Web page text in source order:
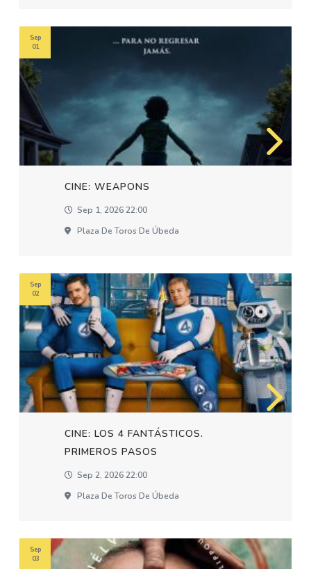
CINE: WEAPONS
Sep 1, 2026 22:00
Plaza De Toros De Úbeda
Sep
01
CINE: LOS 4 FANTÁSTICOS.
PRIMEROS PASOS
Sep 2, 2026 22:00
Plaza De Toros De Úbeda
Sep
02
Sep
03